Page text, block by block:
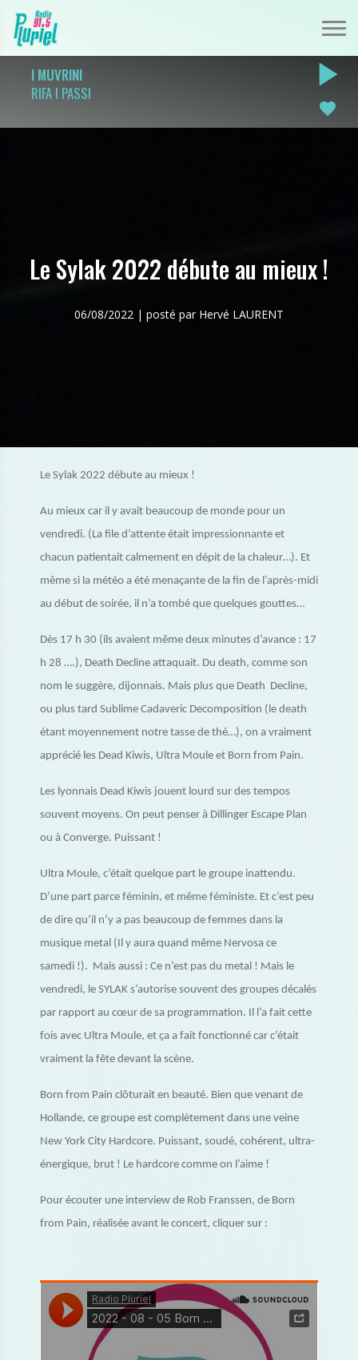
I MUVRINI
RIFA I PASSI
play_arrow
favorite
Le Sylak 2022 débute au mieux !
06/08/2022 | posté par Hervé LAURENT
Le Sylak 2022 débute au mieux !
Au mieux car il y avait beaucoup de monde pour un
vendredi. (La file d’attente était impressionnante et
chacun patientait calmement en dépit de la chaleur…). Et
même si la météo a été menaçante de la fin de l’après-midi
au début de soirée, il n’a tombé que quelques gouttes…
Dès 17 h 30 (ils avaient même deux minutes d’avance : 17
h 28 ….), Death Decline attaquait. Du death, comme son
nom le suggère, dijonnais. Mais plus que Death Decline,
ou plus tard Sublime Cadaveric Decomposition (le death
étant moyennement notre tasse de thé…), on a vraiment
apprécié les Dead Kiwis, Ultra Moule et Born from Pain.
Les lyonnais Dead Kiwis jouent lourd sur des tempos
souvent moyens. On peut penser à Dillinger Escape Plan
ou à Converge. Puissant !
Ultra Moule, c’était quelque part le groupe inattendu.
D’une part parce féminin, et même féministe. Et c’est peu
de dire qu’il n’y a pas beaucoup de femmes dans la
musique metal (Il y aura quand même Nervosa ce
samedi !). Mais aussi : Ce n’est pas du metal ! Mais le
vendredi, le SYLAK s’autorise souvent des groupes décalés
par rapport au cœur de sa programmation. Il l’a fait cette
fois avec Ultra Moule, et ça a fait fonctionné car c’était
vraiment la fête devant la scène.
Born from Pain clôturait en beauté. Bien que venant de
Hollande, ce groupe est complètement dans une veine
New York City Hardcore. Puissant, soudé, cohérent, ultra-
énergique, brut ! Le hardcore comme on l’aime !
Pour écouter une interview de Rob Franssen, de Born
from Pain, réalisée avant le concert, cliquer sur :